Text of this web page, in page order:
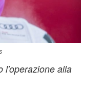
l'operazione alla